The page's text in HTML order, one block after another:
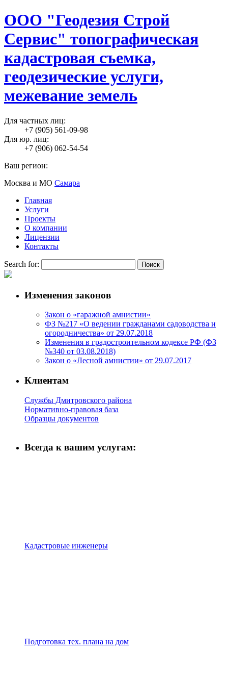
ООО "Геодезия Строй
Сервис" топографическая
кадастровая съемка,
геодезические услуги,
межевание земель
Для частных лиц:
+7 (905) 561-09-98
Для юр. лиц:
+7 (906) 062-54-54
Ваш регион:
Москва и МО Самара
Главная
Услуги
Проекты
О компании
Лицензии
Контакты
Search for:
Изменения законов
Закон о «гаражной амнистии»
ФЗ №217 «О ведении гражданами садоводства и
огородничества» от 29.07.2018
Изменения в градостроительном кодексе РФ (ФЗ
№340 от 03.08.2018)
Закон о «Лесной амнистии» от 29.07.2017
Клиентам
Службы Дмитровского района
Нормативно-правовая база
Образцы документов
Всегда к вашим услугам:
Кадастровые инженеры
Подготовка тех. плана на дом